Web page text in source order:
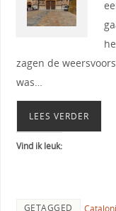
zagen de
was…
LEES VERDER
Vind ik leuk:
GETAGGED